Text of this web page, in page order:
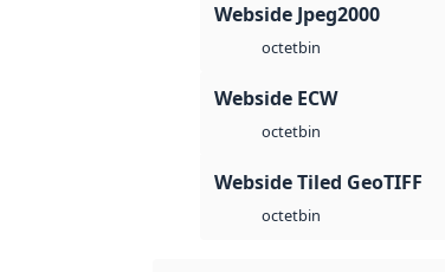
Webside Jpeg2000
octetbin
Webside ECW
octetbin
Webside Tiled GeoTIFF
octetbin